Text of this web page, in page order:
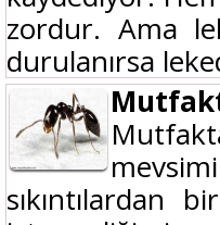
zordur. Ama
durulanırsa
sıkıntılardan